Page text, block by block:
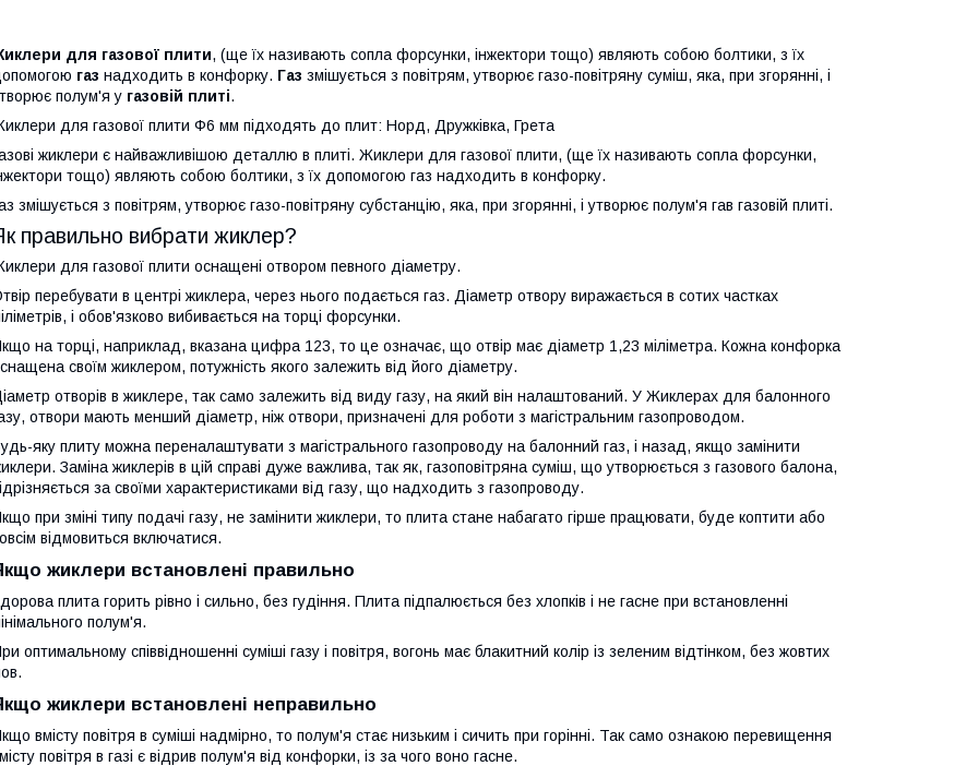
для газової плити, (ще їх називають сопла форсунки, інжектори тощо) являють собою болтики, з їх
газ надходить в конфорку. Газ змішується з повітрям, утворює газо-повітряну суміш, яка, при згорянні, і
полум'я у газовій плиті.
для газової плити Ф6 мм підходять до плит: Норд, Дружківка, Грета
жиклери є найважливішою деталлю в плиті. Жиклери для газової плити, (ще їх називають сопла форсунки,
тощо) являють собою болтики, з їх допомогою газ надходить в конфорку.
змішується з повітрям, утворює газо-повітряну субстанцію, яка, при згорянні, і утворює полум'я гав газовій плиті.
правильно вибрати жиклер?
для газової плити оснащені отвором певного діаметру.
перебувати в центрі жиклера, через нього подається газ. Діаметр отвору виражається в сотих частках
і обов'язково вибивається на торці форсунки.
на торці, наприклад, вказана цифра 123, то це означає, що отвір має діаметр 1,23 міліметра. Кожна конфорка
своїм жиклером, потужність якого залежить від його діаметру.
отворів в жиклере, так само залежить від виду газу, на який він налаштований. У Жиклерах для балонного
отвори мають менший діаметр, ніж отвори, призначені для роботи з магістральним газопроводом.
яку плиту можна переналаштувати з магістрального газопроводу на балонний газ, і назад, якщо замінити
Заміна жиклерів в цій справі дуже важлива, так як, газоповітряна суміш, що утворюється з газового балона,
за своїми характеристиками від газу, що надходить з газопроводу.
при зміні типу подачі газу, не замінити жиклери, то плита стане набагато гірше працювати, буде коптити або
відмовиться включатися.
жиклери встановлені правильно
плита горить рівно і сильно, без гудіння. Плита підпалюється без хлопків і не гасне при встановленні
полум'я.
оптимальному співвідношенні суміші газу і повітря, вогонь має блакитний колір із зеленим відтінком, без жовтих
жиклери встановлені неправильно
вмісту повітря в суміші надмірно, то полум'я стає низьким і сичить при горінні. Так само ознакою перевищення
повітря в газі є відрив полум'я від конфорки, із за чого воно гасне.